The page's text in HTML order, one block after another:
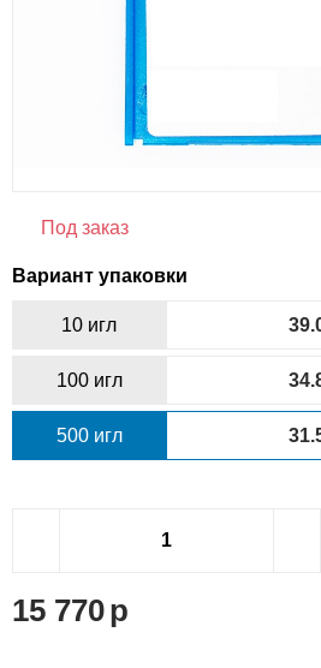
Под заказ
Вариант упаковки
10 игл
100 игл
500 игл
15 770